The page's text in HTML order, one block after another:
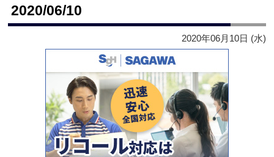
2020/06/10
2020年06月10日 (水)